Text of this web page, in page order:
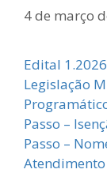
4 de março
Edital
Legislação
Passo –
Passo –
Atendimento